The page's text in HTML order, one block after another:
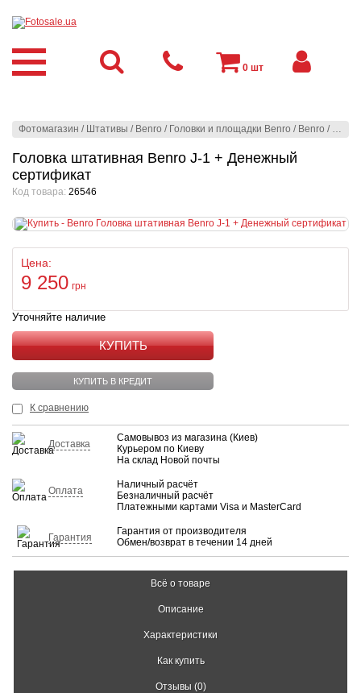
Фотомагазин / Штативы / Benro / Головки и площадки Benro / Benro /
Головка штативная Benro J-1 + Денежный
сертификат
Код товара: 26546
Цена:
9 250 грн
Уточняйте наличие
КУПИТЬ
КУПИТЬ В КРЕДИТ
К сравнению
Доставка
Самовывоз из магазина (Киев)
Курьером по Киеву
На склад Новой почты
Оплата
Наличный расчёт
Безналичный расчёт
Платежными картами Visa и MasterCard
Гарантия
Гарантия от производителя
Обмен/возврат в течении 14 дней
Всё о товаре
Описание
Характеристики
Как купить
Отзывы (0)
0 шт